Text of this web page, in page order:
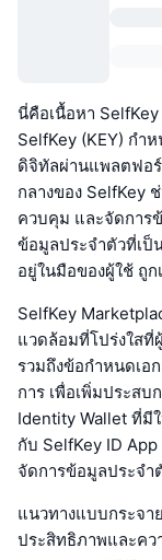
นี่คือเนื้อหา SelfKey
SelfKey (KEY) กำ
ดิจิทัลผ่านแพลตฟอ
กลางของ SelfKey
ควบคุม และจัดการ
ข้อมูลประจำตัวที่เป็
อยู่ในมือของผู้ใช้ ถูก
SelfKey
แวดล้อมที่โปร่งใสที่
รวมถึงข้อกำหนดเอ
การ เพื่อเพิ่มประสบ
Identity Wallet ที่มี
กับ SelfKey ID
จัดการข้อมูลประจ
แนวทางแบบกระจ
ประสิทธิภาพและคว